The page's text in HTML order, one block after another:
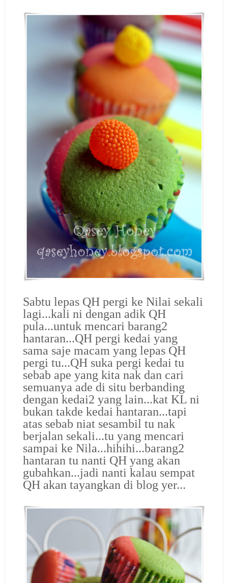
Sabtu lepas QH pergi ke Nilai sekali
lagi...kali ni dengan adik QH
pula...untuk mencari barang2
hantaran...QH pergi kedai yang
sama saje macam yang lepas QH
pergi tu...QH suka pergi kedai tu
sebab ape yang kita nak dan cari
semuanya ade di situ berbanding
dengan kedai2 yang lain...kat KL ni
bukan takde kedai hantaran...tapi
atas sebab niat sesambil tu nak
berjalan sekali...tu yang mencari
sampai ke Nila...hihihi...barang2
hantaran tu nanti QH yang akan
gubahkan...jadi nanti kalau sempat
QH akan tayangkan di blog yer...